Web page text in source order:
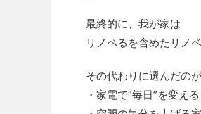
最終的に、我が家は
リノベるを含めたリノ
その代わりに選んだのが
・家電で“毎日”を変える